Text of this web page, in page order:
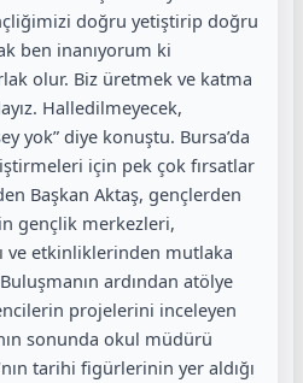
doğru yetiştirip doğru
ben inanıyorum ki
olur. Biz üretmek ve katma
Halledilmeyecek,
yok” diye konuştu. Bursa’da
için pek çok fırsatlar
Başkan Aktaş, gençlerden
gençlik merkezleri,
ve etkinliklerinden mutlaka
ardından atölye
projelerini inceleyen
sonunda okul müdürü
tarihi figürlerinin yer aldığı